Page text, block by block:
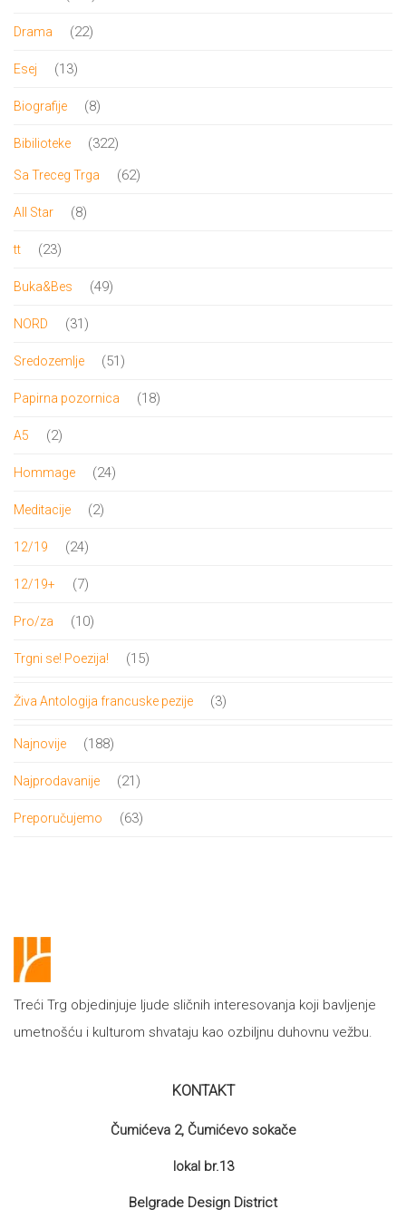
Drama 2222
Esej 1313
Biografije 88
Bibilioteke 322322
proizvoda
Sa Treceg Trga 6262
All Star 88
tt 2323
Buka&Bes 4949
NORD 31 31
Sredozemlje 51 51
Papirna pozornica 1818
A5 22
Hommage 2424
Meditacije 22
12/19 2424
12/19+ 77
Pro/za 1010
Trgni se! Poezija! 1515
Živa Antologija francuske pezije 33
Najnovije 188188
Najprodavanije 21 21
Preporučujemo 6363
Treći Trg objedinjuje ljude sličnih interesovanja koji bavljenje
umetnošću i kulturom shvataju kao ozbiljnu duhovnu vežbu.
KONTAKT
Čumićeva 2, Čumićevo sokače
lokal br.13
Belgrade Design District